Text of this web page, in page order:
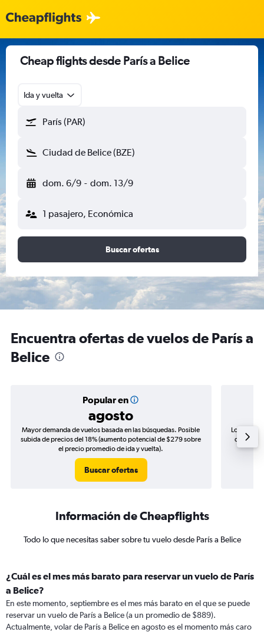
Cheap flights desde París a Belice
Ida y vuelta
París (PAR)
Ciudad de Belice (BZE)
dom. 6/9 - dom. 13/9
1 pasajero, Económica
Buscar ofertas
Encuentra ofertas de vuelos de París a
Belice
Popular en
agosto
Mayor demanda de vuelos basada en las búsquedas. Posible
subida de precios del 18% (aumento potencial de $279 sobre
el precio promedio de ida y vuelta).
Buscar ofertas
Los
de
Información de Cheapflights
Todo lo que necesitas saber sobre tu vuelo desde París a Belice
¿Cuál es el mes más barato para reservar un vuelo de París
a Belice?
En este momento, septiembre es el mes más barato en el que se puede
reservar un vuelo de París a Belice (a un promedio de $889).
Actualmente, volar de París a Belice en agosto es el momento más caro